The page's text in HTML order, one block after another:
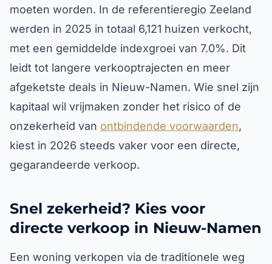
moeten worden. In de referentieregio Zeeland
werden in 2025 in totaal 6,121 huizen verkocht,
met een gemiddelde indexgroei van 7.0%. Dit
leidt tot langere verkooptrajecten en meer
afgeketste deals in Nieuw-Namen. Wie snel zijn
kapitaal wil vrijmaken zonder het risico of de
onzekerheid van ontbindende voorwaarden,
kiest in 2026 steeds vaker voor een directe,
gegarandeerde verkoop.
Snel zekerheid? Kies voor
directe verkoop in Nieuw-Namen
Een woning verkopen via de traditionele weg